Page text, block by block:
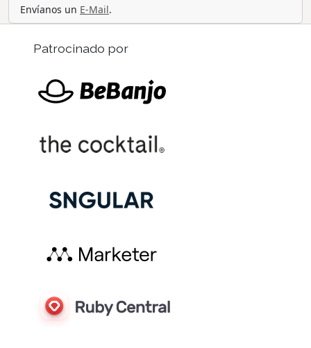
Envíanos un E-Mail.
Patrocinado por